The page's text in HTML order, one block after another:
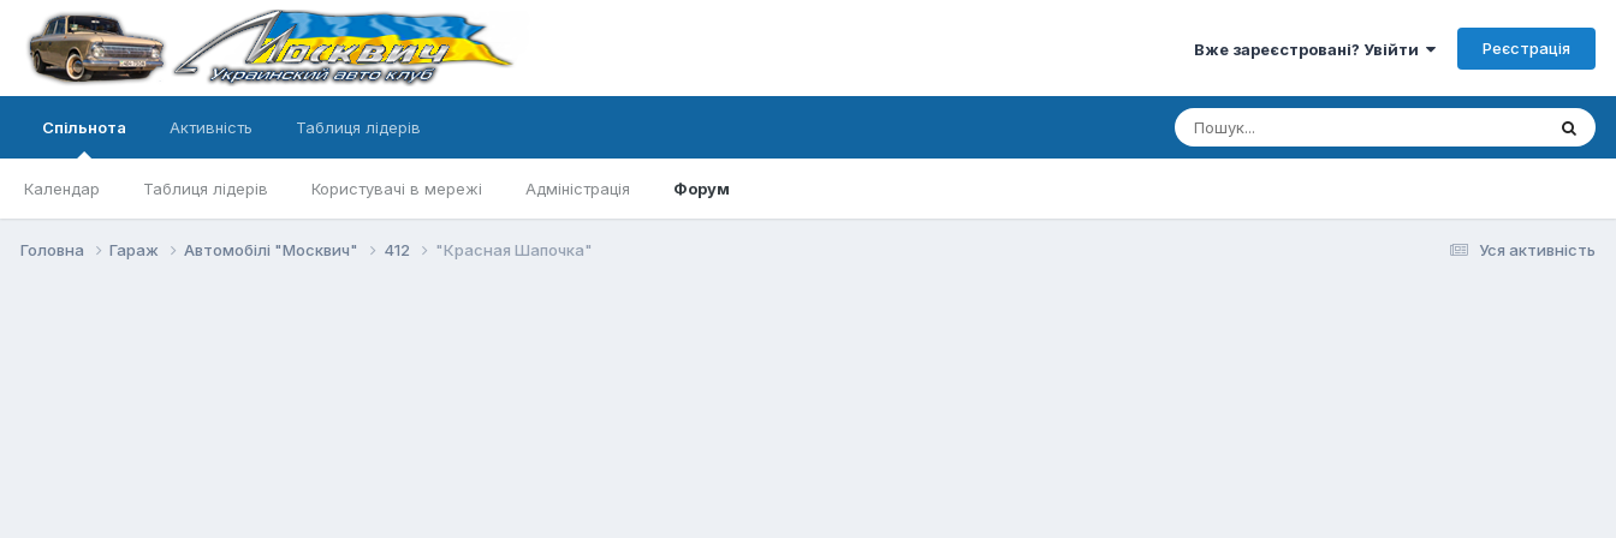
Вже зареєстровані? Увійти Реєстрація
Спільнота
Календар Таблиця лідерів Користувачі в мережі Адміністрація Форум
Активність Таблиця лідерів
Уся активність
Головна Гараж Автомобілі "Москвич" 412 "Красная Шапочка"